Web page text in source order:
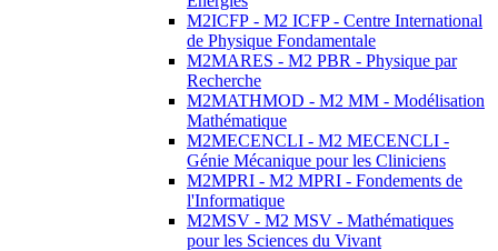
M2ICFP - M2 ICFP - Centre International
de Physique Fondamentale
M2MARES - M2 PBR - Physique par
Recherche
M2MATHMOD - M2 MM - Modélisation
Mathématique
M2MECENCLI - M2 MECENCLI -
Génie Mécanique pour les Cliniciens
M2MPRI - M2 MPRI - Fondements de
l'Informatique
M2MSV - M2 MSV - Mathématiques
pour les Sciences du Vivant